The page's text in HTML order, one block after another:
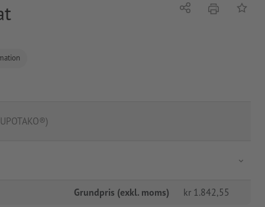
Dela erbjudande
På
Grundpris (exkl. moms) kr 1.842,55